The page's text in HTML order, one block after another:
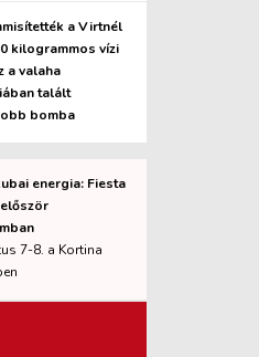
a Virtnél
kilogrammos vízi
a valaha
talált
bomba
energia: Fiesta
7-8. a Kortina